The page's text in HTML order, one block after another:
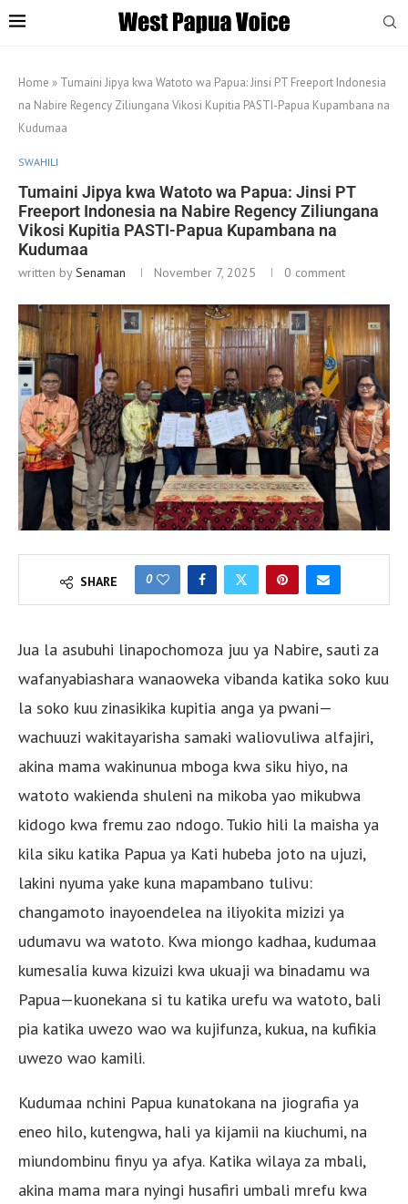
Home » Tumaini Jipya kwa Watoto wa Papua: Jinsi PT Freeport Indonesia
na Nabire Regency Ziliungana Vikosi Kupitia PASTI-Papua Kupambana na
Kudumaa
SWAHILI
Tumaini Jipya kwa Watoto wa Papua: Jinsi PT
Freeport Indonesia na Nabire Regency Ziliungana
Vikosi Kupitia PASTI-Papua Kupambana na
Kudumaa
written bySenaman November 7, 2025 0 comment
SHARE 0
Jua la asubuhi linapochomoza juu ya Nabire, sauti za
wafanyabiashara wanaoweka vibanda katika soko kuu
la soko kuu zinasikika kupitia anga ya pwani—
wachuuzi wakitayarisha samaki waliovuliwa alfajiri,
akina mama wakinunua mboga kwa siku hiyo, na
watoto wakienda shuleni na mikoba yao mikubwa
kidogo kwa fremu zao ndogo. Tukio hili la maisha ya
kila siku katika Papua ya Kati hubeba joto na ujuzi,
lakini nyuma yake kuna mapambano tulivu:
changamoto inayoendelea na iliyokita mizizi ya
udumavu wa watoto. Kwa miongo kadhaa, kudumaa
kumesalia kuwa kizuizi kwa ukuaji wa binadamu wa
Papua—kuonekana si tu katika urefu wa watoto, bali
pia katika uwezo wao wa kujifunza, kukua, na kufikia
uwezo wao kamili.
Kudumaa nchini Papua kunatokana na jiografia ya
eneo hilo, kutengwa, hali ya kijamii na kiuchumi, na
miundombinu finyu ya afya. Katika wilaya za mbali,
akina mama mara nyingi husafiri umbali mrefu kwa